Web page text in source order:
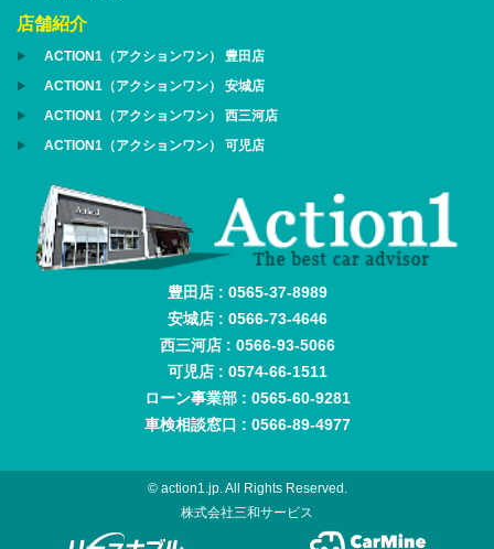
店舗紹介
ACTION1（アクションワン） 豊田店
ACTION1（アクションワン） 安城店
ACTION1（アクションワン） 西三河店
ACTION1（アクションワン） 可児店
豊田店 : 0565-37-8989
安城店 : 0566-73-4646
西三河店 : 0566-93-5066
可児店 : 0574-66-1511
ローン事業部 : 0565-60-9281
車検相談窓口 : 0566-89-4977
© action1.jp. All Rights Reserved.
株式会社三和サービス